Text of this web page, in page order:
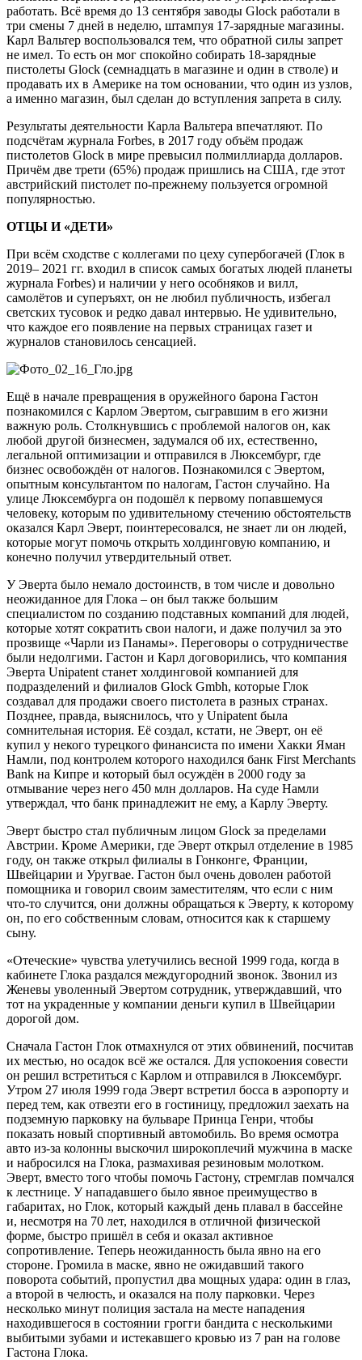
работать. Всё время до 13 сентября заводы Glock работали в
три смены 7 дней в неделю, штампуя 17-зарядные магазины.
Карл Вальтер воспользовался тем, что обратной силы запрет
не имел. То есть он мог спокойно собирать 18-зарядные
пистолеты Glock (семнадцать в магазине и один в стволе) и
продавать их в Америке на том основании, что один из узлов,
а именно магазин, был сделан до вступления запрета в силу.
Результаты деятельности Карла Вальтера впечатляют. По
подсчётам журнала Forbes, в 2017 году объём продаж
пистолетов Glock в мире превысил полмиллиарда долларов.
Причём две трети (65%) продаж пришлись на США, где этот
австрийский пистолет по-прежнему пользуется огромной
популярностью.
ОТЦЫ И «ДЕТИ»
При всём сходстве с коллегами по цеху супербогачей (Глок в
2019– 2021 гг. входил в список самых богатых людей планеты
журнала Forbes) и наличии у него особняков и вилл,
самолётов и суперъяхт, он не любил публичность, избегал
светских тусовок и редко давал интервью. Не удивительно,
что каждое его появление на первых страницах газет и
журналов становилось сенсацией.
Ещё в начале превращения в оружейного барона Гастон
познакомился с Карлом Эвертом, сыгравшим в его жизни
важную роль. Столкнувшись с проблемой налогов он, как
любой другой бизнесмен, задумался об их, естественно,
легальной оптимизации и отправился в Люксембург, где
бизнес освобождён от налогов. Познакомился с Эвертом,
опытным консультантом по налогам, Гастон случайно. На
улице Люксембурга он подошёл к первому попавшемуся
человеку, которым по удивительному стечению обстоятельств
оказался Карл Эверт, поинтересовался, не знает ли он людей,
которые могут помочь открыть холдинговую компанию, и
конечно получил утвердительный ответ.
У Эверта было немало достоинств, в том числе и довольно
неожиданное для Глока – он был также большим
специалистом по созданию подставных компаний для людей,
которые хотят сократить свои налоги, и даже получил за это
прозвище «Чарли из Панамы». Переговоры о сотрудничестве
были недолгими. Гастон и Карл договорились, что компания
Эверта Unipatent станет холдинговой компанией для
подразделений и филиалов Glock Gmbh, которые Глок
создавал для продажи своего пистолета в разных странах.
Позднее, правда, выяснилось, что у Unipatent была
сомнительная история. Её создал, кстати, не Эверт, он её
купил у некого турецкого финансиста по имени Хакки Яман
Намли, под контролем которого находился банк First Merchants
Bank на Кипре и который был осуждён в 2000 году за
отмывание через него 450 млн долларов. На суде Намли
утверждал, что банк принадлежит не ему, а Карлу Эверту.
Эверт быстро стал публичным лицом Glock за пределами
Австрии. Кроме Америки, где Эверт открыл отделение в 1985
году, он также открыл филиалы в Гонконге, Франции,
Швейцарии и Уругвае. Гастон был очень доволен работой
помощника и говорил своим заместителям, что если с ним
что-то случится, они должны обращаться к Эверту, к которому
он, по его собственным словам, относится как к старшему
сыну.
«Отеческие» чувства улетучились весной 1999 года, когда в
кабинете Глока раздался междугородний звонок. Звонил из
Женевы уволенный Эвертом сотрудник, утверждавший, что
тот на украденные у компании деньги купил в Швейцарии
дорогой дом.
Сначала Гастон Глок отмахнулся от этих обвинений, посчитав
их местью, но осадок всё же остался. Для успокоения совести
он решил встретиться с Карлом и отправился в Люксембург.
Утром 27 июля 1999 года Эверт встретил босса в аэропорту и
перед тем, как отвезти его в гостиницу, предложил заехать на
подземную парковку на бульваре Принца Генри, чтобы
показать новый спортивный автомобиль. Во время осмотра
авто из-за колонны выскочил широкоплечий мужчина в маске
и набросился на Глока, размахивая резиновым молотком.
Эверт, вместо того чтобы помочь Гастону, стремглав помчался
к лестнице. У нападавшего было явное преимущество в
габаритах, но Глок, который каждый день плавал в бассейне
и, несмотря на 70 лет, находился в отличной физической
форме, быстро пришёл в себя и оказал активное
сопротивление. Теперь неожиданность была явно на его
стороне. Громила в маске, явно не ожидавший такого
поворота событий, пропустил два мощных удара: один в глаз,
а второй в челюсть, и оказался на полу парковки. Через
несколько минут полиция застала на месте нападения
находившегося в состоянии грогги бандита с несколькими
выбитыми зубами и истекавшего кровью из 7 ран на голове
Гастона Глока.